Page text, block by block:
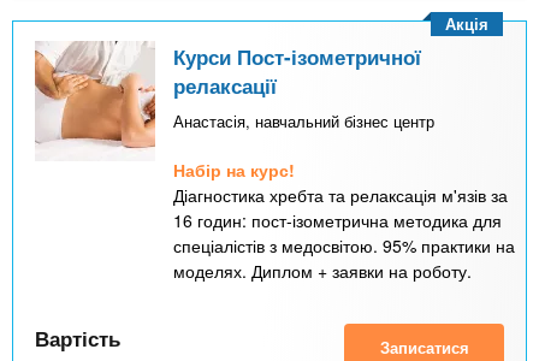
Курси Пост-ізометричної
релаксації
Анастасія, навчальний бізнес центр
Набір на курс!
Діагностика хребта та релаксація м'язів за
16 годин: пост-ізометрична методика для
спеціалістів з медосвітою. 95% практики на
моделях. Диплом + заявки на роботу.
Акція
Вартість Записатися